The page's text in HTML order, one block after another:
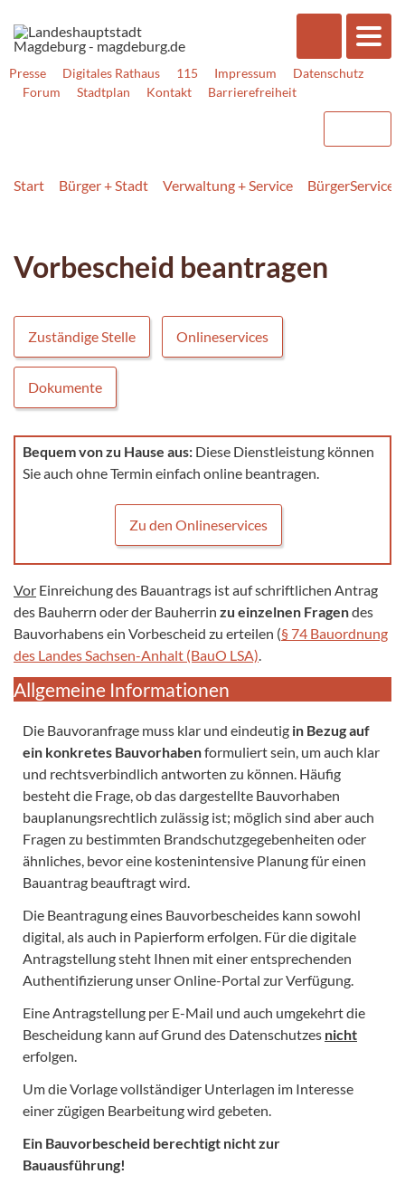
Presse Digitales Rathaus 115 Impressum
Datenschutz
Forum
Stadtplan Kontakt Barrierefreiheit
Start Bürger + Stadt Verwaltung + Service BürgerService
Vorbescheid beantragen
Zuständige Stelle Onlineservices
Dokumente
Bequem von zu Hause aus: Diese Dienstleistung können
Sie auch ohne Termin einfach online beantragen.
Zu den Onlineservices
Vor Einreichung des Bauantrags ist auf schriftlichen Antrag
des Bauherrn oder der Bauherrin zu einzelnen Fragendes
Bauvorhabens ein Vorbescheid zu erteilen (§ 74 Bauordnung
des Landes Sachsen-Anhalt (BauO LSA)
Allgemeine Informationen
Die Bauvoranfrage muss klar und eindeutig in Bezug auf
ein konkretes Bauvorhabenformuliert sein, um auch klar
und rechtsverbindlich antworten zu können. Häufig
besteht die Frage, ob das dargestellte Bauvorhaben
bauplanungsrechtlich zulässig ist; möglich sind aber auch
Fragen zu bestimmten Brandschutzgegebenheiten oder
ähnliches, bevor eine kostenintensive Planung für einen
Bauantrag beauftragt wird.
Die Beantragung eines Bauvorbescheides kann sowohl
digital, als auch in Papierform erfolgen. Für die digitale
Antragstellung steht Ihnen mit einer entsprechenden
Authentifizierung unser Online-Portal zur Verfügung.
Eine Antragstellung per E-Mail und auch umgekehrt die
Bescheidung kann auf Grund des Datenschutzes nicht
erfolgen.
Um die Vorlage vollständiger Unterlagen im Interesse
einer zügigen Bearbeitung wird gebeten.
Ein Bauvorbescheid berechtigt nicht zur
Bauausführung!